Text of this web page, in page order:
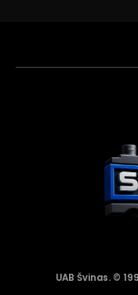
UAB Švinas. ©